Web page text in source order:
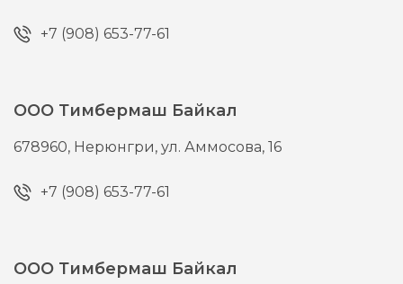
+7 (908) 653-77-61
ООО Тимбермаш Байкал
678960, Нерюнгри,ул. Аммосова, 16
+7 (908) 653-77-61
ООО Тимбермаш Байкал